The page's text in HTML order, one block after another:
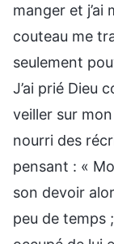
manger et j’ai
couteau me
seulement
J’ai prié Dieu
veiller sur
nourri des
pensant : «
son devoir
peu de temps